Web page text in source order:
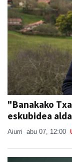
"Banakako
eskubidea
Aiurri abu 07, 12:00